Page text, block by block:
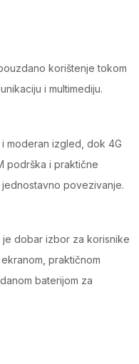
korištenje tokom
i multimediju.
moderan izgled, dok 4G
podrška i praktične
povezivanje.
je dobar izbor za korisnike
praktičnom
baterijom za